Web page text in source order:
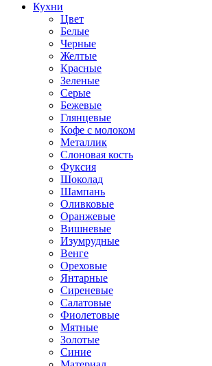
Кухни
Цвет
Белые
Черные
Желтые
Красные
Зеленые
Серые
Бежевые
Глянцевые
Кофе с молоком
Металлик
Слоновая кость
Фуксия
Шоколад
Шампань
Оливковые
Оранжевые
Вишневые
Изумрудные
Венге
Ореховые
Янтарные
Сиреневые
Салатовые
Фиолетовые
Мятные
Золотые
Синие